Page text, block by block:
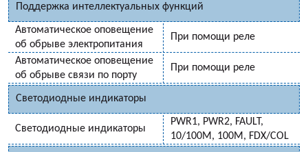
Поддержка интеллектуальных функций
Автоматическое оповещение
об обрыве электропитания
При помощи реле
Автоматическое оповещение
об обрыве связи по порту
При помощи реле
Светодиодные индикаторы
Светодиодные индикаторы
PWR1, PWR2, FAULT,
10/100M, 100M, FDX/COL